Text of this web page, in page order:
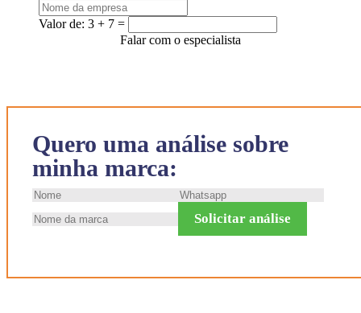
Quero uma análise sobre
minha marca:
Solicitar análise
Valor de: 3 + 7 =
Falar com o especialista